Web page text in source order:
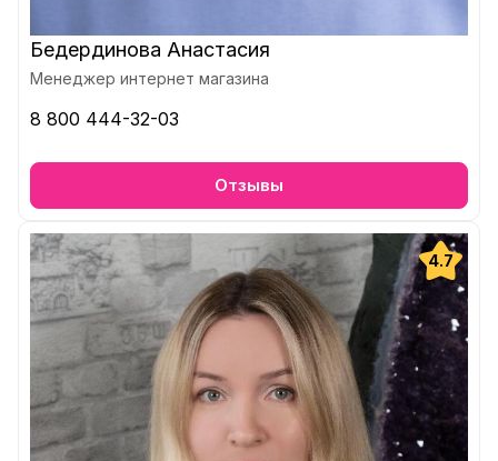
Бедердинова Анастасия
Менеджер интернет магазина
8 800 444-32-03
Отзывы
4.7